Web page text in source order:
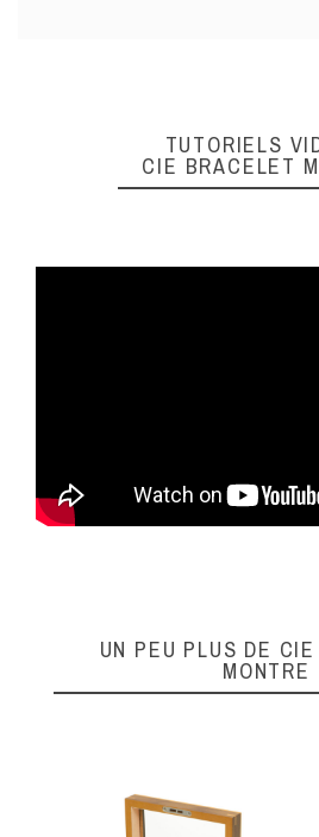
TUTORIELS
CIE BRACELET
UN PEU PLUS DE
MONTRE